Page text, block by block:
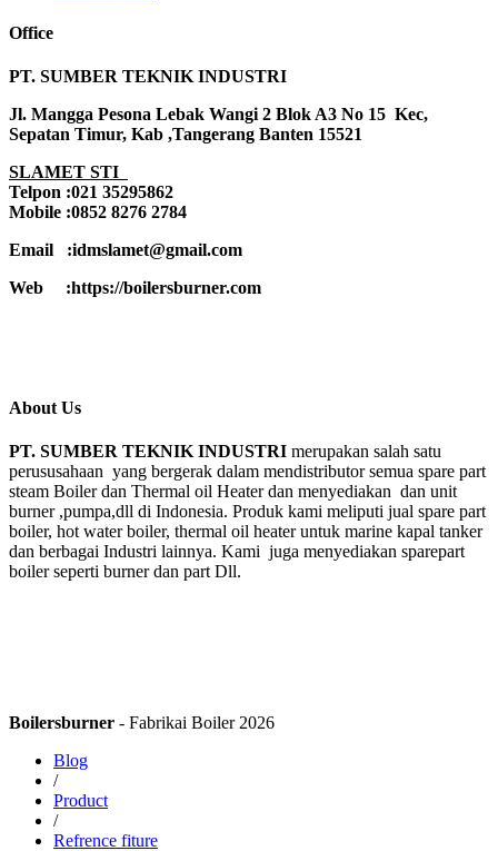
Office
PT. SUMBER TEKNIK INDUSTRI
Jl. Mangga Pesona Lebak Wangi 2 Blok A3 No 15 Kec,
Sepatan Timur, Kab ,Tangerang Banten 15521
SLAMET STI
Telpon :021 35295862
Mobile :0852 8276 2784
Email :idmslamet@gmail.com
Web :https://boilersburner.com
About Us
PT. SUMBER TEKNIK INDUSTRI merupakan salah satu
perususahaan yang bergerak dalam mendistributor semua spare part
steam Boiler dan Thermal oil Heater dan menyediakan dan unit
burner ,pumpa,dll di Indonesia. Produk kami meliputi jual spare part
boiler, hot water boiler, thermal oil heater untuk marine kapal tanker
dan berbagai Industri lainnya. Kami juga menyediakan sparepart
boiler seperti burner dan part Dll.
Boilersburner - Fabrikai Boiler 2026
Blog
/
Product
/
Refrence fiture